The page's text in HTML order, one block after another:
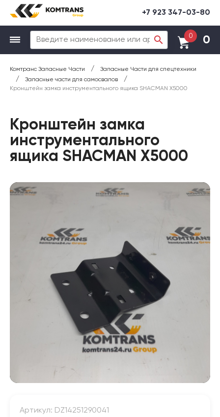
+7 923 347-03-80
0 0
Комтранс Запасные Части / Запасные Части для спецтехники
/ Запасные части для самосвалов /
Кронштейн замка инструментального ящика SHACMAN X5000
Кронштейн замка
инструментального
ящика SHACMAN X5000
Артикул: DZ14251290041